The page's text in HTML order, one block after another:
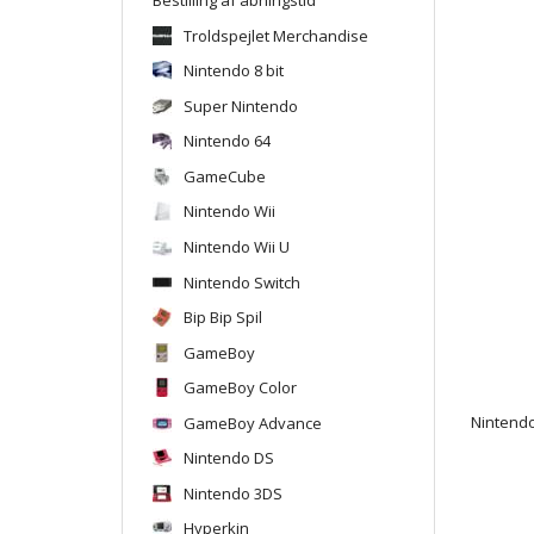
Troldspejlet Merchandise
Nintendo 8 bit
Super Nintendo
Nintendo 64
GameCube
Nintendo Wii
Nintendo Wii U
Nintendo Switch
Bip Bip Spil
GameBoy
GameBoy Color
GameBoy Advance
Nintendo DS
Nintendo 3DS
Hyperkin